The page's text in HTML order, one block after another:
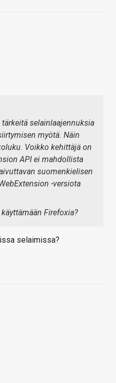
selainlaajennuksia
myötä. Näin
Voikko kehittäjä on
API ei mahdollista
suomenkielisen
-versiota
Firefoxia?
selaimissa?